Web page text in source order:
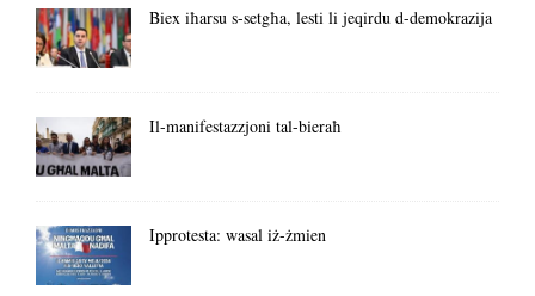
Biex iħarsu s-setgħa, lesti li jeqirdu d-demokrazija
Il-manifestazzjoni tal-bieraħ
Ipprotesta: wasal iż-żmien